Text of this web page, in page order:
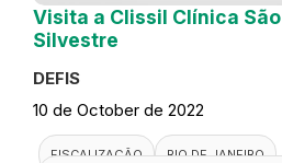
Visita a Clissil Clínica São
Silvestre
DEFIS
10 de October de 2022
FISCALIZAÇÃO
RIO DE JANEIRO